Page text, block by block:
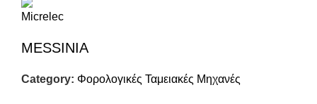
MESSINIA
Category: Φορολογικές Ταμειακές Μηχανές